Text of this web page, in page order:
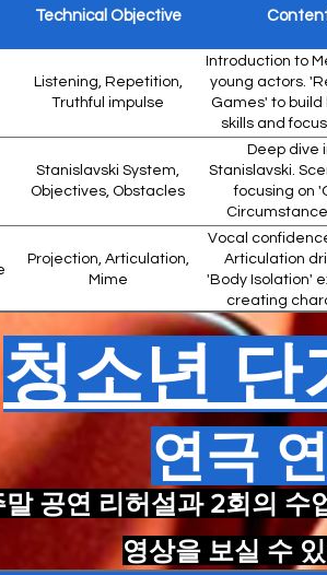
Technical Objective
Listening, Repetition,
Truthful impulse
Introduction to
young actors.
Games' to build
skills and
scene partner
than the
Stanislavski System,
Objectives, Obstacles
Deep dive
Stanislavski.
focusing on
'Super-
analysis of
plays.
Projection, Articulation,
Mime
Vocal
Articulation
'Body Isolation'
creating
through physical
rather than
RP (Received
Pronunciation), General
American, Phonetics
Professional
coaching.
phonetic
Standard British
General
casting
Camera Awareness,
Framing, Naturalism
difference
Stage and
is More'.
camera
playback
lines, Micro-expression
Advanced
technique.
'frame', hitting
mastering
청소년 단
연극 연
공연 리허설과 2회의
영상을 보실 수